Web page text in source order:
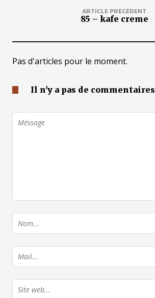
ARTICLE PRÉCÉDENT
85 – kafe creme
Pas d'articles pour le moment.
Il n'y a pas de commentaires